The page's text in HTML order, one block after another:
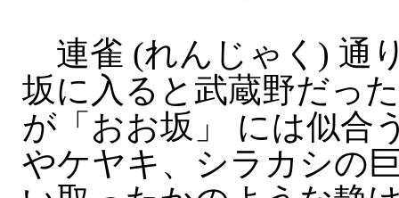
連雀 (れんじゃく) 通
坂に入ると武蔵野だっ
が「おお坂」 には似合
やケヤキ、シラカシの